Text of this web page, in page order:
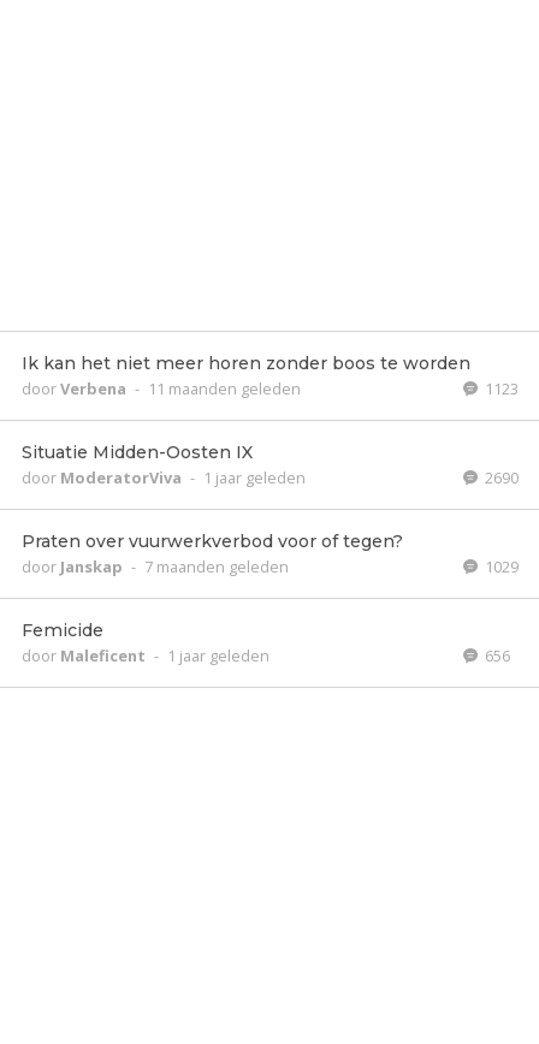
Ik kan het niet meer horen zonder boos te worden
doorVerbena - 11 maanden geleden 1123
Situatie Midden-Oosten IX
door ModeratorViva - 1 jaar geleden 2690
Praten over vuurwerkverbod voor of tegen?
door Janskap - 7 maanden geleden 1029
Femicide
door Maleficent - 1 jaar geleden 656